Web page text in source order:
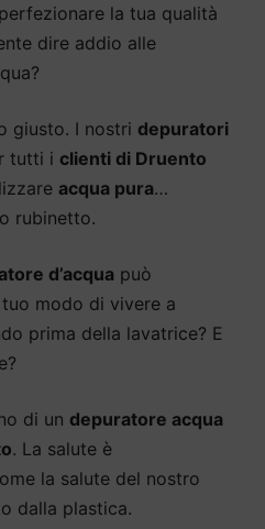
la tua qualità
dire addio alle
giusto. I nostri depuratori
tutti i clienti di Druento
acqua pura…
rubinetto.
d’acqua può
modo di vivere a
prima della lavatrice? E
di un depuratore acqua
. La salute è
la salute del nostro
dalla plastica.